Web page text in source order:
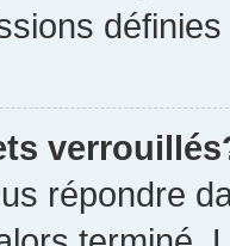
définies
répondre